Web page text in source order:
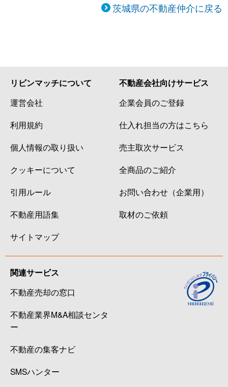
茨城県の不動産仲介に戻る
リビンマッチについて
運営会社
利用規約
個人情報の取り扱い
クッキーについて
引用ルール
不動産用語集
サイトマップ
不動産会社向けサービス
企業会員のご登録
仕入れ担当の方はこちら
売主取次サービス
全商品のご紹介
お問い合わせ（企業用）
取材のご依頼
関連サービス
不動産売却の窓口
不動産業界M&A相談センタ
ー
不動産の集客ナビ
SMSハンター